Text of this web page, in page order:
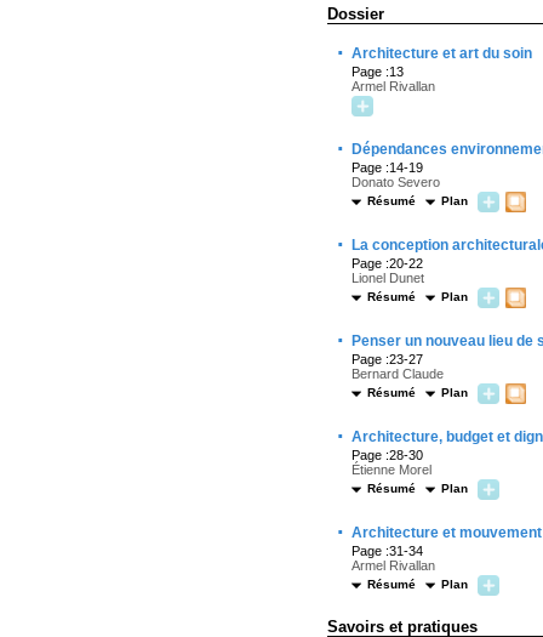
Dossier
· Architecture et art du soin
Page :13
Armel Rivallan
· Dépendances
Page :14-19
Donato Severo
Résumé Plan
· La conception
Page :20-22
Lionel Dunet
Résumé Plan
· Penser un nouveau lieu de
Page :23-27
Bernard Claude
Résumé Plan
· Architecture, budget et
Page :28-30
Étienne Morel
Résumé Plan
· Architecture et mouvement
Page :31-34
Armel Rivallan
Résumé Plan
Savoirs et pratiques